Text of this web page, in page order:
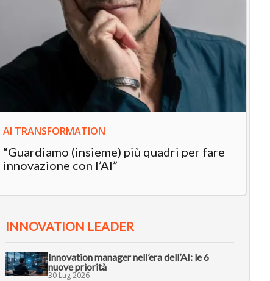
AI TRANSFORMATION
“Guardiamo (insieme) più quadri per fare
innovazione con l’AI”
INNOVATION LEADER
Innovation manager nell’era dell’AI: le 6
nuove priorità
30 Lug 2026